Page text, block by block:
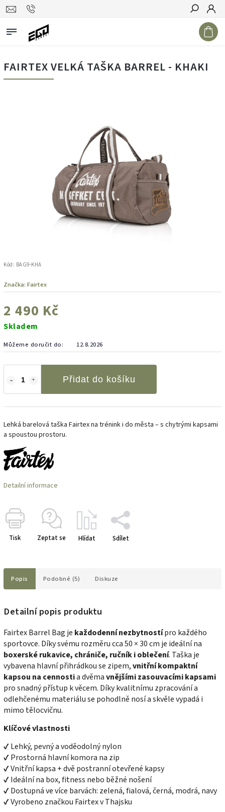
Hledat
FAIRTEX VELKÁ TAŠKA BARREL - KHAKI
Kód: BAG9-KHA
Značka: Fairtex
2 490 Kč
Skladem
Můžeme doručit do: 12.8.2026
Přidat do košíku
Lehká barelová taška Fairtex na trénink i do města – s chytrými kapsami
a spoustou prostoru.
Detailní informace
Tisk Zeptat se Hlídat Sdílet
Popis Podobné (5) Diskuze
Detailní popis produktu
Fairtex Barrel Bag je každodenní nezbytnostípro každého
sportovce. Díky svému rozměru cca 50 × 30 cm je ideální na
boxerské rukavice, chrániče, ručník i oblečení. Taška je
vybavena hlavní přihrádkou se zipem,vnitřní kompaktní
kapsou na cennostia dvěmavnějšími zasouvacími kapsami
pro snadný přístup k věcem. Díky kvalitnímu zpracování a
odlehčenému materiálu se pohodlně nosí a skvěle vypadá i
mimo tělocvičnu.
Klíčové vlastnosti
✔ Lehký, pevný a voděodolný nylon
✔ Prostorná hlavní komora na zip
✔ Vnitřní kapsa + dvě postranní otevřené kapsy
✔ Ideální na box, fitness nebo běžné nošení
✔ Dostupná ve více barvách: zelená, fialová, černá, modrá, navy
✔ Vyrobeno značkou Fairtex v Thajsku